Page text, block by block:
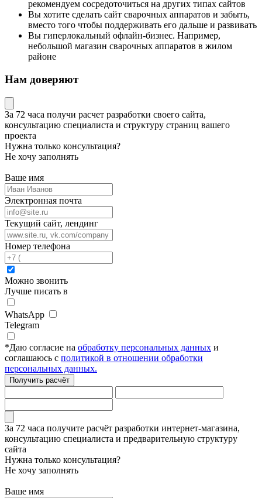
рекомендуем сосредоточиться на других типах сайтов
Вы хотите сделать сайт сварочных аппаратов и забыть,
вместо того чтобы поддерживать его дальше и развивать
Вы гиперлокальный офлайн-бизнес. Например,
небольшой магазин сварочных аппаратов в жилом
районе
Нам доверяют
За 72 часа получи расчет разработки своего сайта,
консультацию специалиста и структуру страниц вашего
проекта
Нужна только консультация?
Не хочу заполнять
Ваше имя
Электронная почта
Текущий сайт, лендинг
Номер телефона
Можно звонить
Лучше писать в
WhatsApp
Telegram
*Даю согласие на обработку персональных данных и
соглашаюсь с политикой в отношении обработки
персональных данных.
Получить расчёт
За 72 часа получите расчёт разработки интернет-магазина,
консультацию специалиста и предварительную структуру
сайта
Нужна только консультация?
Не хочу заполнять
Ваше имя